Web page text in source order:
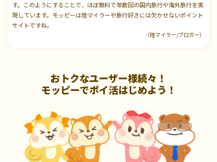
す。このようにすることで、ほぼ無料で年数回の国内旅行や海外旅行を実
現しています。モッピーは陸マイラーや旅行好きには欠かせないポイント
サイトですね。
（陸マイラー/ブロガー）
おトクなユーザー様続々！
モッピーでポイ活はじめよう！